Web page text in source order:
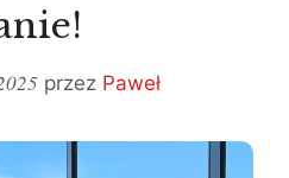
przez Paweł